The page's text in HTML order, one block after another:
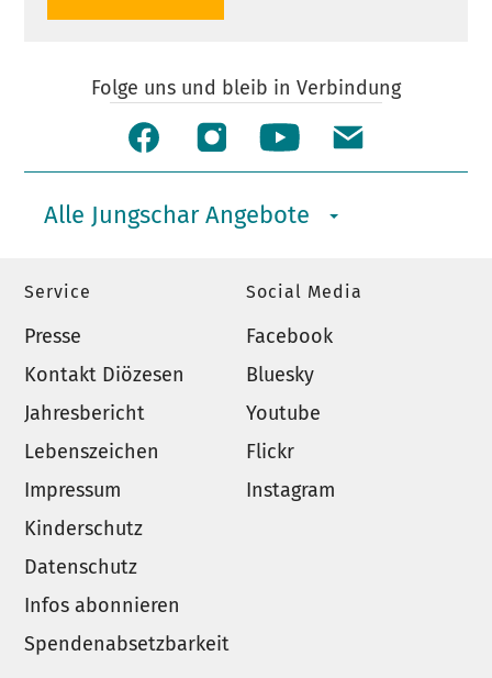
Folge uns und bleib in Verbindung
Alle Jungschar Angebote
Service
Presse
Kontakt Diözesen
Jahresbericht
Lebenszeichen
Impressum
Kinderschutz
Datenschutz
Infos abonnieren
Spendenabsetzbarkeit
Social Media
Facebook
Bluesky
Youtube
Flickr
Instagram